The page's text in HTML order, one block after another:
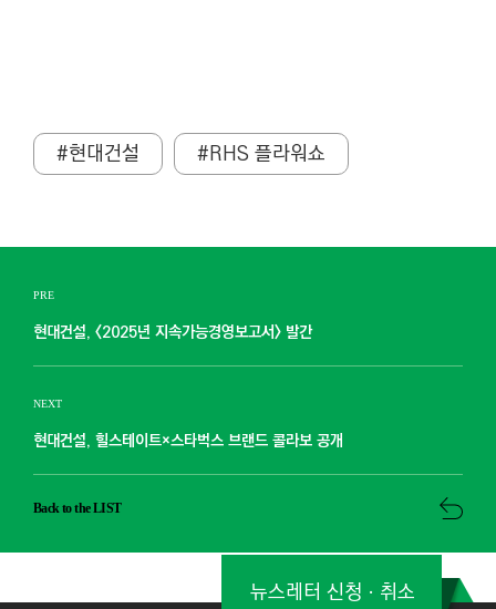
#현대건설 #RHS 플라워쇼
PRE
현대건설, <2025년 지속가능경영보고서> 발간
NEXT
현대건설, 힐스테이트×스타벅스 브랜드 콜라보 공개
Back to the LIST
뉴스레터 신청ㆍ취소